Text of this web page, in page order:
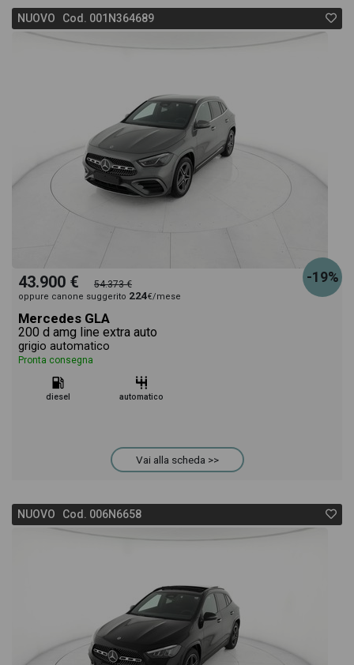
NUOVO Cod. 001N364689
-19%
43.900 € 54.373 €
oppure canone suggerito 224€/mese
Mercedes GLA
200 d amg line extra auto
grigio automatico
Pronta consegna
diesel automatico
Vai alla scheda >>
NUOVO Cod. 006N6658